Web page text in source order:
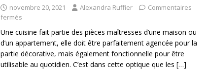
novembre 20, 2021 Alexandra Ruffier
Commentaires
fermés
Une cuisine fait partie des pièces maîtresses d’une maison ou
d’un appartement, elle doit être parfaitement agencée pour la
partie décorative, mais également fonctionnelle pour être
utilisable au quotidien. C’est dans cette optique que les […]